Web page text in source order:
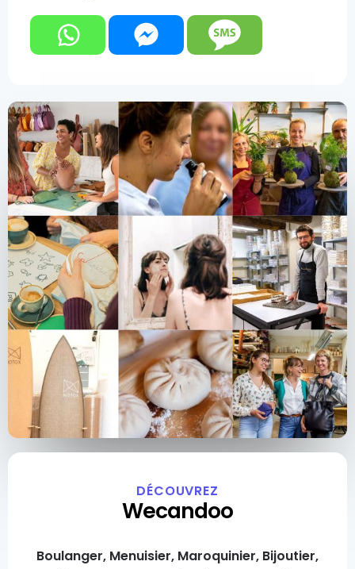
DÉCOUVREZ
Wecandoo
Boulanger, Menuisier, Maroquinier, Bijoutier,